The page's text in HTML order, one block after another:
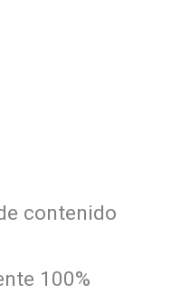
contenido
100%